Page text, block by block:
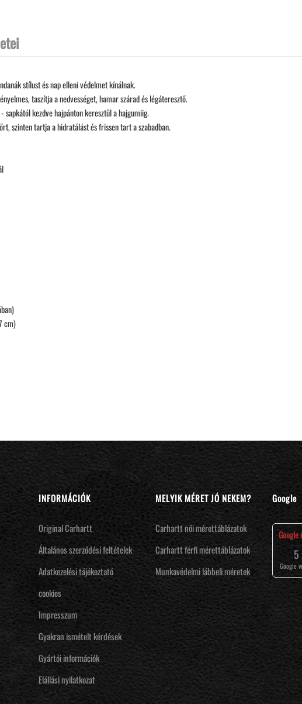
stílust és nap elleni védelmet kínálnak.
taszítja a nedvességet, hamar szárad és légáteresztő.
sapkától kezdve hajpánton keresztül a hajgumiig.
szinten tartja a hidratálást és frissen tart a szabadban.
cm)
INFORMÁCIÓK
Original Carhartt
Általános szerződési feltételek
Adatkezelési tájékoztató
cookies
Impresszum
Gyakran ismételt kérdések
Gyártói információk
Elállási nyilatkozat
MELYIK MÉRET JÓ NEKEM?
Carhartt női mérettáblázatok
Carhartt férfi mérettáblázatok
Munkavédelmi lábbeli méretek
Google
Google
Google